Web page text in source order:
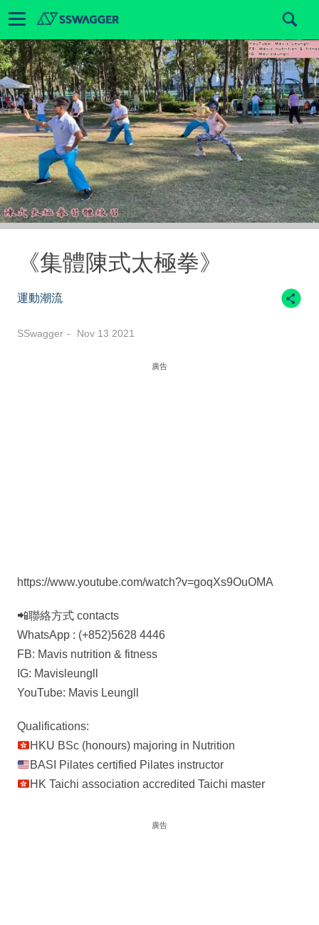
《集體陳式太極拳》
運動潮流
SSwagger Nov 13 2021
廣告
https://www.youtube.com/watch?v=goqXs9OuOMA
📲聯絡方式 contacts
WhatsApp : (+852)5628 4446
FB: Mavis nutrition & fitness
IG: Mavisleungll
YouTube: Mavis Leungll
Qualifications:
HKU BSc (honours) majoring in Nutrition
BASI Pilates certified Pilates instructor
HK Taichi association accredited Taichi master
廣告